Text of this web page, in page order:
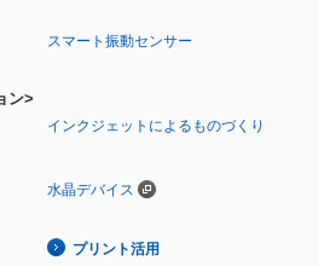
スマート振動センサー
ン>
インクジェットによるものづくり
水晶デバイス
プリント活用